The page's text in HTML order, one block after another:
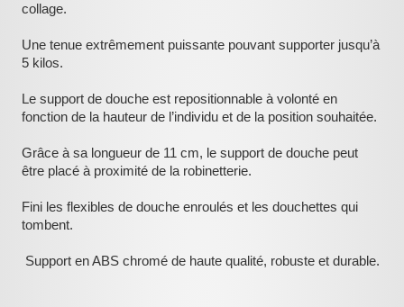
collage.
Une tenue extrêmement puissante pouvant supporter jusqu’à
5 kilos.
Le support de douche est repositionnable à volonté en
fonction de la hauteur de l’individu et de la position souhaitée.
Grâce à sa longueur de 11 cm, le support de douche peut
être placé à proximité de la robinetterie.
Fini les flexibles de douche enroulés et les douchettes qui
tombent.
Support en ABS chromé de haute qualité, robuste et durable.